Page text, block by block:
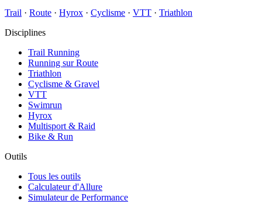
Trail · Route · Hyrox · Cyclisme · VTT · Triathlon
Disciplines
Trail Running
Running sur Route
Triathlon
Cyclisme & Gravel
VTT
Swimrun
Hyrox
Multisport & Raid
Bike & Run
Outils
Tous les outils
Calculateur d'Allure
Simulateur de Performance